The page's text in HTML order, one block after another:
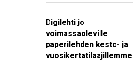
Digilehti jo
voimassaoleville
paperilehden kesto- ja
vuosikertatilaajillemme